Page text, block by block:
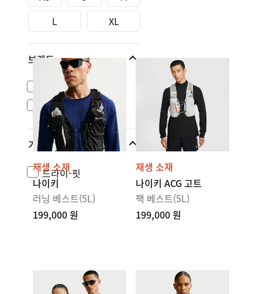
L
XL
브랜드
나이키 스포츠웨어
ACG
기술
드라이-핏
재생 소재
나이키
러닝 베스트(5L)
199,000 원
재생 소재
나이키 ACG 고트
팩 베스트(5L)
199,000 원